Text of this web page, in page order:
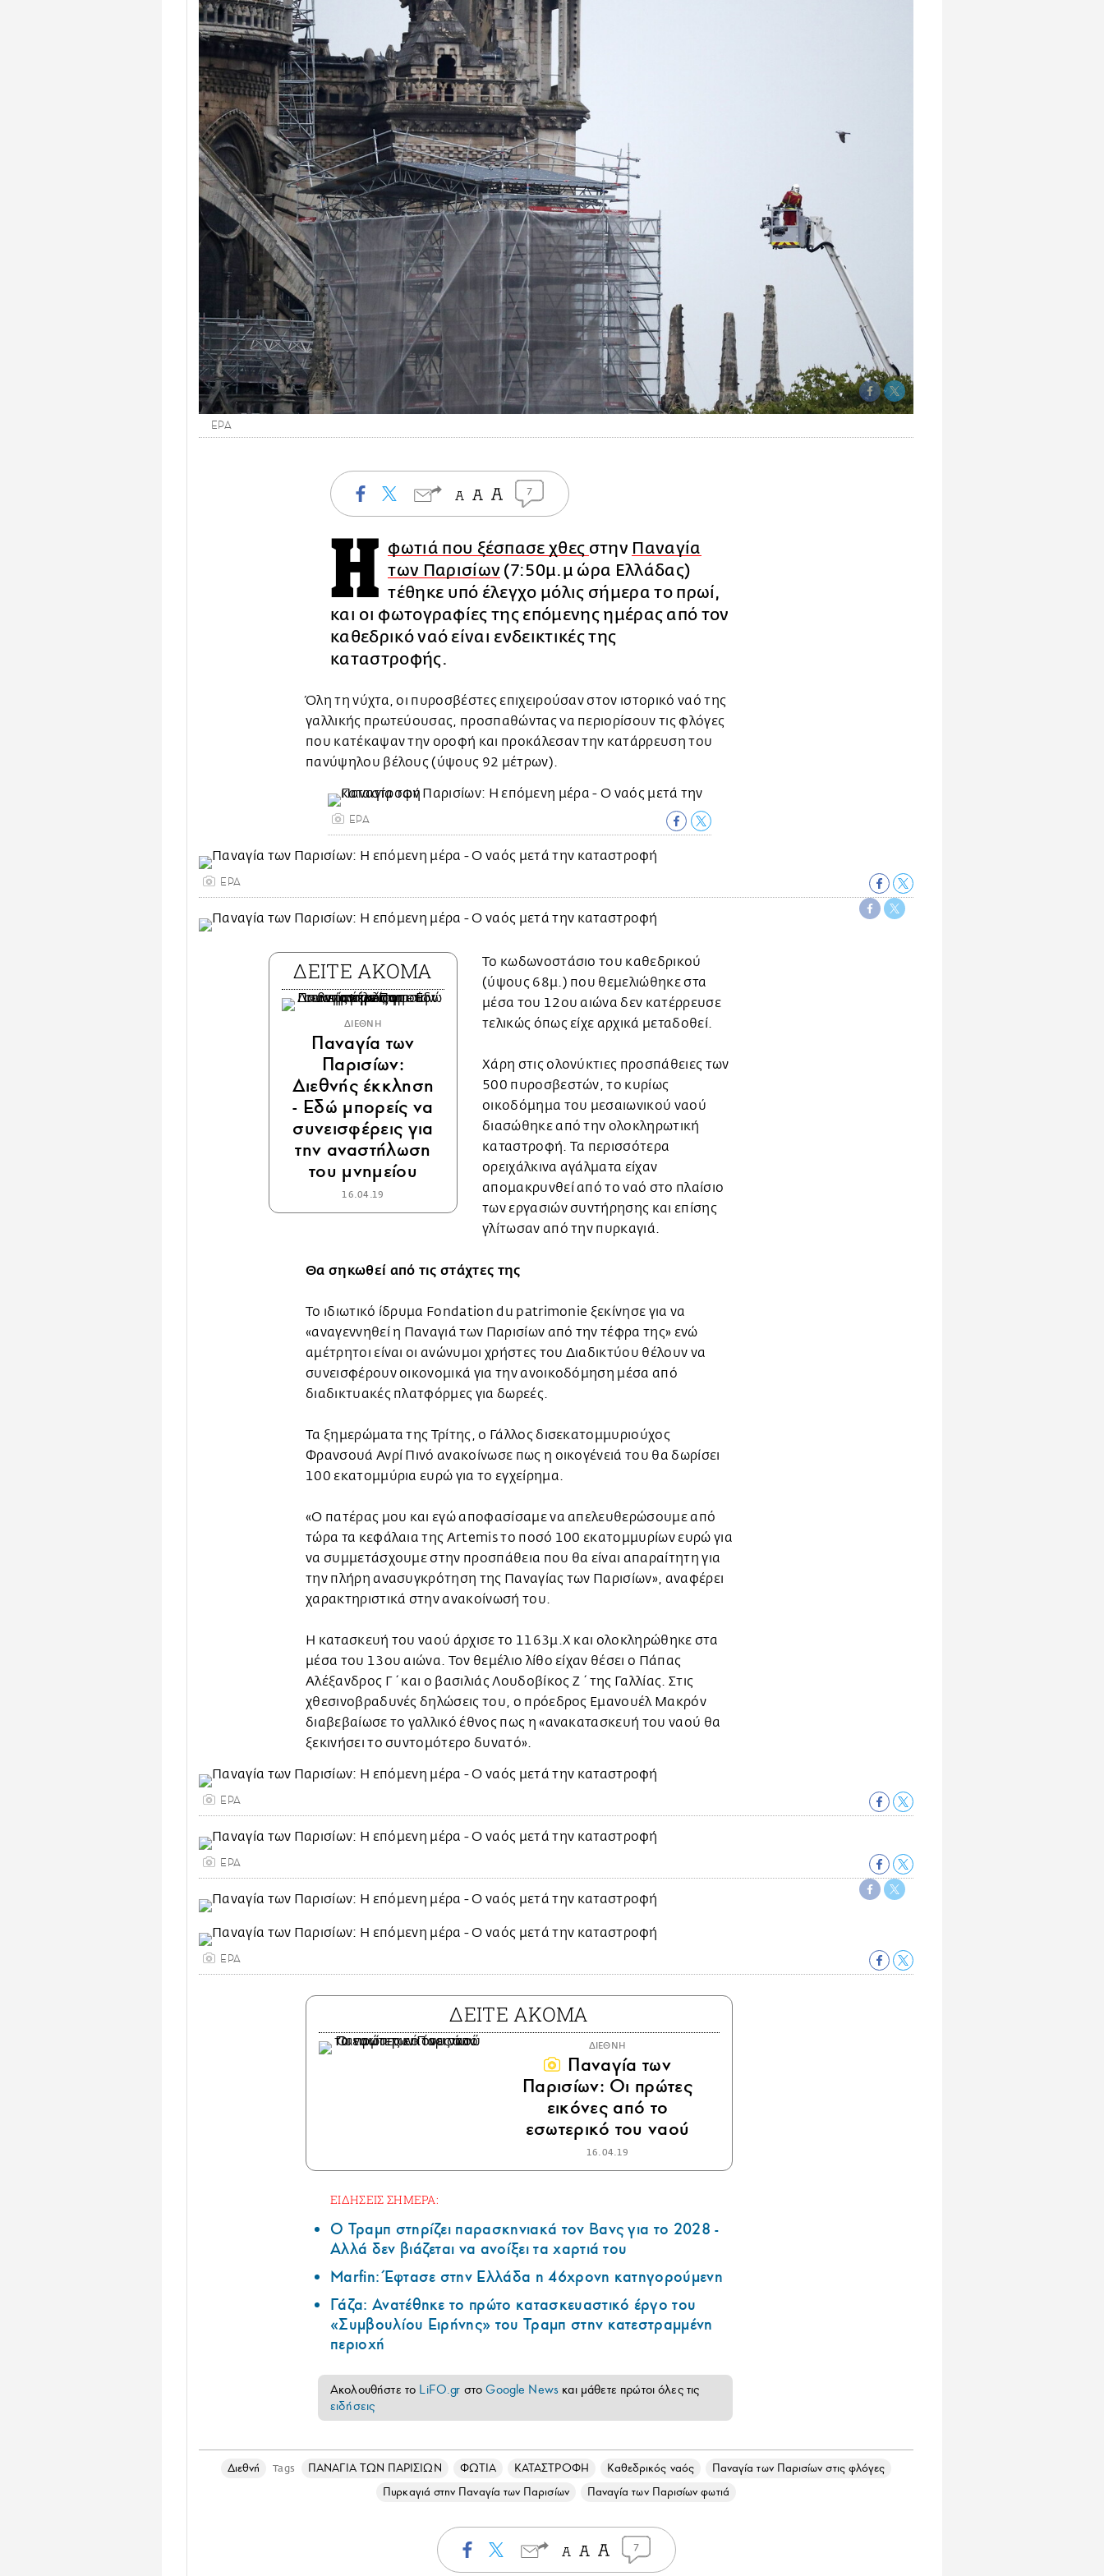
EPA
7
Η φωτιά που ξέσπασε χθες στην Παναγία
των Παρισίων (7:50μ.μ ώρα Ελλάδας)
τέθηκε υπό έλεγχο μόλις σήμερα το πρωί,
και οι φωτογραφίες της επόμενης ημέρας από τον
καθεδρικό ναό είναι ενδεικτικές της
καταστροφής.
Όλη τη νύχτα, οι πυροσβέστες επιχειρούσαν στον ιστορικό ναό της
γαλλικής πρωτεύουσας, προσπαθώντας να περιορίσουν τις φλόγες
που κατέκαψαν την οροφή και προκάλεσαν την κατάρρευση του
πανύψηλου βέλους (ύψους 92 μέτρων).
EPA
EPA
ΔΕΙΤΕ ΑΚΟΜΑ
ΔΙΕΘΝΗ
Παναγία των
Παρισίων:
Διεθνής έκκληση
- Εδώ μπορείς να
συνεισφέρεις για
την αναστήλωση
του μνημείου
16.04.19
Το κωδωνοστάσιο του καθεδρικού
(ύψους 68μ.) που θεμελιώθηκε στα
μέσα του 12ου αιώνα δεν κατέρρευσε
τελικώς όπως είχε αρχικά μεταδοθεί.
Χάρη στις ολονύκτιες προσπάθειες των
500 πυροσβεστών, το κυρίως
οικοδόμημα του μεσαιωνικού ναού
διασώθηκε από την ολοκληρωτική
καταστροφή. Τα περισσότερα
ορειχάλκινα αγάλματα είχαν
απομακρυνθεί από το ναό στο πλαίσιο
των εργασιών συντήρησης και επίσης
γλίτωσαν από την πυρκαγιά.
Θα σηκωθεί από τις στάχτες της
Το ιδιωτικό ίδρυμα Fondation du patrimonie ξεκίνησε για να
«αναγεννηθεί η Παναγιά των Παρισίων από την τέφρα της» ενώ
αμέτρητοι είναι οι ανώνυμοι χρήστες του Διαδικτύου θέλουν να
συνεισφέρουν οικονομικά για την ανοικοδόμηση μέσα από
διαδικτυακές πλατφόρμες για δωρεές.
Τα ξημερώματα της Τρίτης, ο Γάλλος δισεκατομμυριούχος
Φρανσουά Ανρί Πινό ανακοίνωσε πως η οικογένειά του θα δωρίσει
100 εκατομμύρια ευρώ για το εγχείρημα.
«Ο πατέρας μου και εγώ αποφασίσαμε να απελευθερώσουμε από
τώρα τα κεφάλαια της Artemis το ποσό 100 εκατομμυρίων ευρώ για
να συμμετάσχουμε στην προσπάθεια που θα είναι απαραίτητη για
την πλήρη ανασυγκρότηση της Παναγίας των Παρισίων», αναφέρει
χαρακτηριστικά στην ανακοίνωσή του.
Η κατασκευή του ναού άρχισε το 1163μ.Χ και ολοκληρώθηκε στα
μέσα του 13ου αιώνα. Τον θεμέλιο λίθο είχαν θέσει ο Πάπας
Αλέξανδρος Γ΄ και ο βασιλιάς Λουδοβίκος Ζ΄ της Γαλλίας. Στις
χθεσινοβραδυνές δηλώσεις του, ο πρόεδρος Εμανουέλ Μακρόν
διαβεβαίωσε το γαλλικό έθνος πως η «ανακατασκευή του ναού θα
ξεκινήσει το συντομότερο δυνατό».
EPA
EPA
EPA
ΔΕΙΤΕ ΑΚΟΜΑ
ΔΙΕΘΝΗ
Παναγία των
Παρισίων: Οι πρώτες
εικόνες από το
εσωτερικό του ναού
16.04.19
ΕΙΔΗΣΕΙΣ ΣΗΜΕΡΑ:
Ο Τραμπ στηρίζει παρασκηνιακά τον Βανς για το 2028 -
Αλλά δεν βιάζεται να ανοίξει τα χαρτιά του
Marfin: Έφτασε στην Ελλάδα η 46χρονη κατηγορούμενη
Γάζα: Ανατέθηκε το πρώτο κατασκευαστικό έργο του
«Συμβουλίου Ειρήνης» του Τραμπ στην κατεστραμμένη
περιοχή
Ακολουθήστε το LiFO.gr στοGoogle News και μάθετε πρώτοι όλες τις
ειδήσεις
Διεθνή Tags ΠΑΝΑΓΙΑ ΤΩΝ ΠΑΡΙΣΙΩΝ ΦΩΤΙΑ ΚΑΤΑΣΤΡΟΦΗ Καθεδρικός ναός
Παναγία των Παρισίων στις φλόγες
Πυρκαγιά στην Παναγία των Παρισίων
Παναγία των Παρισίων φωτιά
7